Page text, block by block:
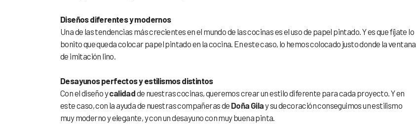
Diseños diferentes y modernos
Una de las tendencias más crecientes en el mundo de las cocinas es el uso de papel pintado. Y es que fíjate lo
bonito que queda colocar papel pintado en la cocina. En este caso, lo hemos colocado justo donde la ventana
de imitación lino.
Desayunos perfectos y estilismos distintos
Con el diseño ycalidadde nuestras cocinas, queremos crear un estilo diferente para cada proyecto. Y en
este caso, con la ayuda de nuestras compañeras de Doña Gilay su decoración conseguimos un estilismo
muy moderno y elegante, y con un desayuno con muy buena pinta.